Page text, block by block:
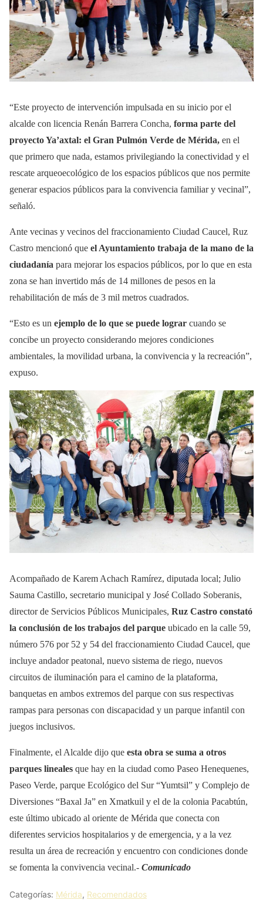
“Este proyecto de intervención impulsada en su inicio por el
alcalde con licencia Renán Barrera Concha, forma parte del
proyecto Ya’axtal: el Gran Pulmón Verde de Mérida, en el
que primero que nada, estamos privilegiando la conectividad y el
rescate arqueoecológico de los espacios públicos que nos permite
generar espacios públicos para la convivencia familiar y vecinal”,
señaló.
Ante vecinas y vecinos del fraccionamiento Ciudad Caucel, Ruz
Castro mencionó que el Ayuntamiento trabaja de la mano de la
ciudadanía para mejorar los espacios públicos, por lo que en esta
zona se han invertido más de 14 millones de pesos en la
rehabilitación de más de 3 mil metros cuadrados.
“Esto es un ejemplo de lo que se puede lograr cuando se
concibe un proyecto considerando mejores condiciones
ambientales, la movilidad urbana, la convivencia y la recreación”,
expuso.
Acompañado de Karem Achach Ramírez, diputada local; Julio
Sauma Castillo, secretario municipal y José Collado Soberanis,
director de Servicios Públicos Municipales, Ruz Castro constató
la conclusión de los trabajos del parque ubicado en la calle 59,
número 576 por 52 y 54 del fraccionamiento Ciudad Caucel, que
incluye andador peatonal, nuevo sistema de riego, nuevos
circuitos de iluminación para el camino de la plataforma,
banquetas en ambos extremos del parque con sus respectivas
rampas para personas con discapacidad y un parque infantil con
juegos inclusivos.
Finalmente, el Alcalde dijo que esta obra se suma a otros
parques lineales que hay en la ciudad como Paseo Henequenes,
Paseo Verde, parque Ecológico del Sur “Yumtsil” y Complejo de
Diversiones “Baxal Ja” en Xmatkuil y el de la colonia Pacabtún,
este último ubicado al oriente de Mérida que conecta con
diferentes servicios hospitalarios y de emergencia, y a la vez
resulta un área de recreación y encuentro con condiciones donde
se fomenta la convivencia vecinal.- Comunicado
Categorías: Mérida, Recomendados